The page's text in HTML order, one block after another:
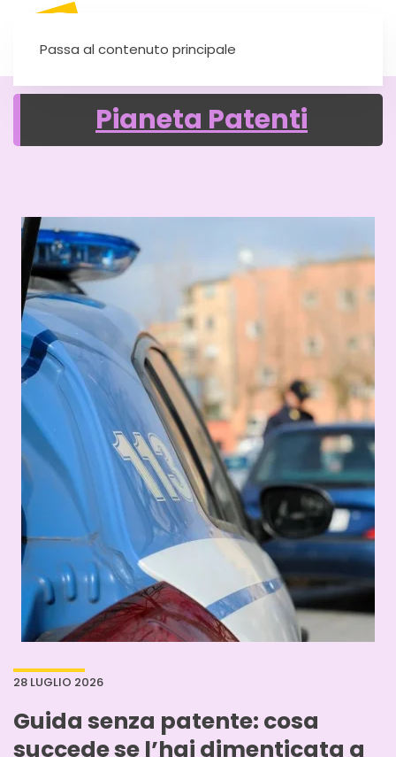
Passa al contenuto principale
Pianeta Patenti
28 LUGLIO 2026
Guida senza patente: cosa
succede se l’hai dimenticata a